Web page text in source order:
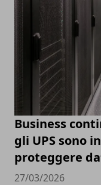
Business
gli UPS sono
proteggere
27/03/2026